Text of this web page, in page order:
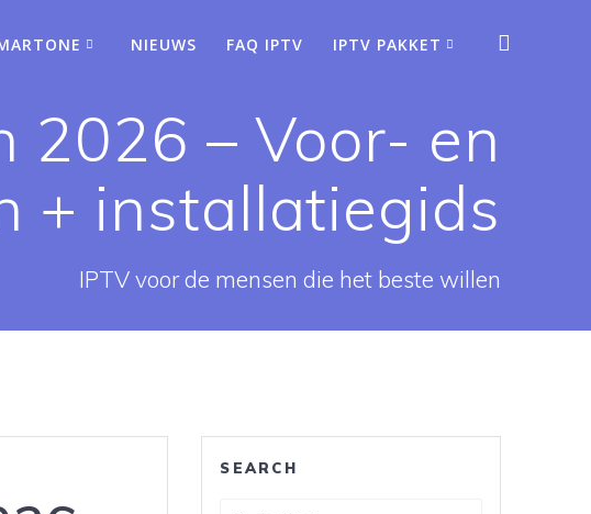
NIEUWS FAQ IPTV IPTV PAKKET
2026 – Voor- en
+ installatiegids
IPTV voor de mensen die het beste willen
SEARCH